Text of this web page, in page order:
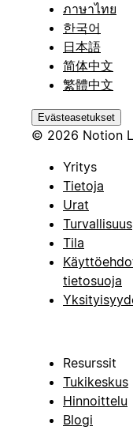
ภาษาไทย
한국어
日本語
简体中文
繁體中文
Evästeasetukset
© 2026 Notion
Yritys
Tietoja
Urat
Turvallisuus
Tila
tietosuoja
Resurssit
Tukikeskus
Hinnoittelu
Blogi